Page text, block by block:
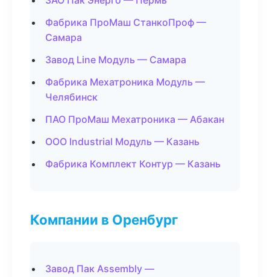
Фабрика ПроМаш СтанкоПроф —
Самара
Завод Line Модуль — Самара
Фабрика Мехатроника Модуль —
Челябинск
ПАО ПроМаш Мехатроника — Абакан
ООО Industrial Модуль — Казань
Фабрика Комплект Контур — Казань
Компании в Оренбург
Завод Пак Assembly —